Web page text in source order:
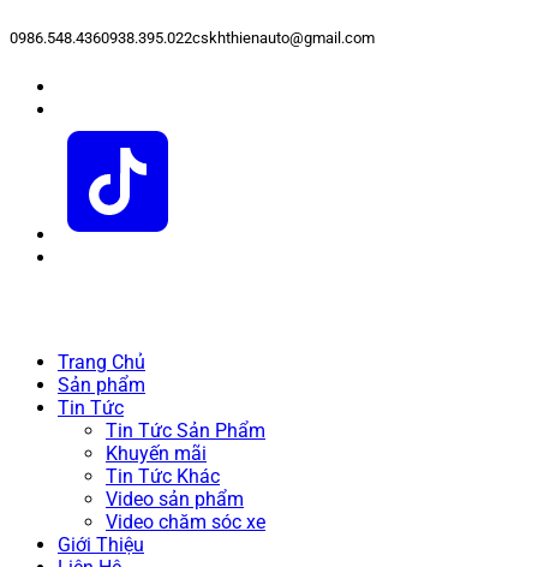
0986.548.4360938.395.022cskhthienauto@gmail.com
Trang Chủ
Sản phẩm
Tin Tức
Tin Tức Sản Phẩm
Khuyến mãi
Tin Tức Khác
Video sản phẩm
Video chăm sóc xe
Giới Thiệu